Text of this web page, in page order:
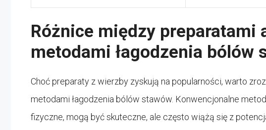
Różnice między preparatami
metodami łagodzenia bólów
Choć preparaty z wierzby zyskują na popularności, warto
metodami łagodzenia bólów stawów. Konwencjonalne
fizyczne, mogą być skuteczne, ale często wiążą się z